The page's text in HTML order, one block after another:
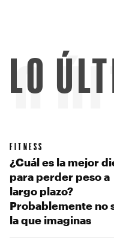
LO
FITNESS
¿Cuál es la mejor
para perder peso a
largo plazo?
Probablemente no
la que imaginas